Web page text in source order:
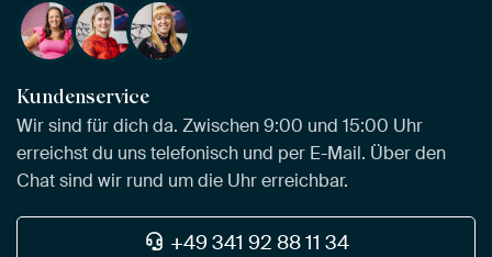
Kundenservice
Wir sind für dich da. Zwischen 9:00 und 15:00 Uhr
erreichst du uns telefonisch und per E-Mail. Über den
Chat sind wir rund um die Uhr erreichbar.
+49 341 92 88 11 34